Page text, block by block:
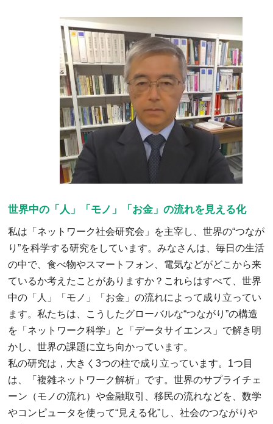
世界中の「人」「モノ」「お金」の流れを見える化
私は「ネットワーク社会研究会」を主宰し、世界の“つなが
り”を科学する研究をしています。みなさんは、毎日の生活
の中で、食べ物やスマートフォン、電気などがどこから来
ているか考えたことがありますか？これらはすべて、世界
中の「人」「モノ」「お金」の流れによって成り立ってい
ます。私たちは、こうしたグローバルな“つながり”の構造
を「ネットワーク科学」と「データサイエンス」で解き明
かし、世界の課題に立ち向かっています。
私の研究は，大きく3つの柱で成り立っています。1つ目
は、「複雑ネットワーク解析」です。世界のサプライチェ
ーン（モノの流れ）や金融取引、移民の流れなどを、数学
やコンピュータを使って“見える化”し、社会のつながりや